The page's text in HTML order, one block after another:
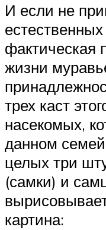
И если не
естественных
фактическая
жизни
трех каст
насекомых,
данном
целых три
(самки) и
картина: